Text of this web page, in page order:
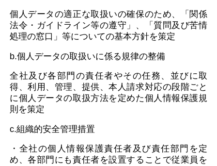
個人データの適正な取扱いの確保のため、「関係
法令・ガイドライン等の遵守」、「質問及び苦情
処理の窓口」等についての基本方針を策定
b.個人データの取扱いに係る規律の整備
全社及び各部門の責任者やその任務、並びに取
得、利用、管理、提供、本人請求対応の段階ごと
に個人データの取扱方法を定めた個人情報保護規
則を策定
c.組織的安全管理措置
・全社の個人情報保護責任者及び責任部門を定
め、各部門にも責任者を設置することで従業員を